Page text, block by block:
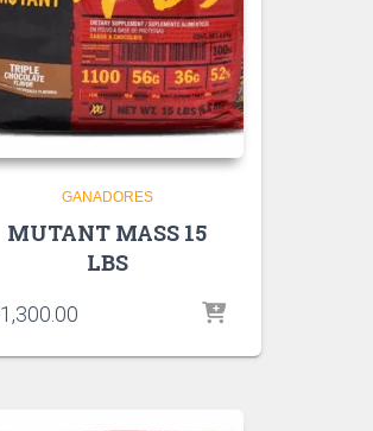
GANADORES
MUTANT MASS 15
LBS
1,300.00